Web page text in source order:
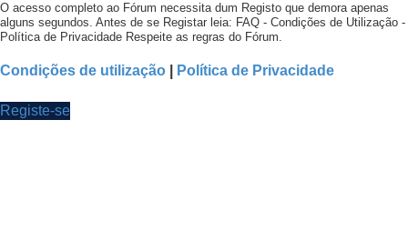
O acesso completo ao Fórum necessita dum Registo que demora apenas
alguns segundos. Antes de se Registar leia: FAQ - Condições de Utilização -
Política de Privacidade Respeite as regras do Fórum.
Condições de utilização Política de Privacidade
Registe-se